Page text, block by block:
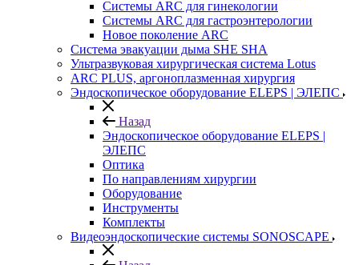
Системы ARC для гинекологии
Системы ARC для гастроэнтерологии
Новое поколение ARC
Система эвакуации дыма SHE SHA
Ультразвуковая хирургическая система Lotus
ARC PLUS, аргоноплазменная хирургия
Эндоскопическое оборудование ELEPS | ЭЛЕПС
Назад
Эндоскопическое оборудование ELEPS |
ЭЛЕПС
Оптика
По направлениям хирургии
Оборудование
Инструменты
Комплекты
Видеоэндоскопические системы SONOSCAPE